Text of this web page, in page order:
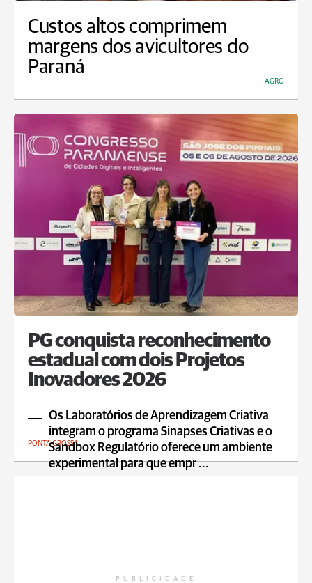
Custos altos comprimem
margens dos avicultores do
Paraná
AGRO
PG conquista reconhecimento
estadual com dois Projetos
Inovadores 2026
Os Laboratórios de Aprendizagem Criativa
integram o programa Sinapses Criativas e o
Sandbox Regulatório oferece um ambiente
experimental para que empr ...
PONTA GROSSA
PUBLICIDADE